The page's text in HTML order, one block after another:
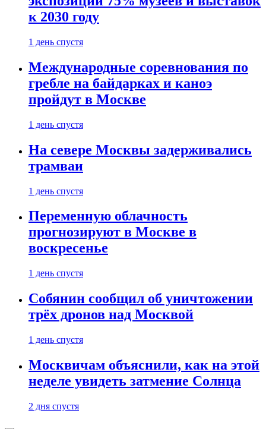
к 2030 году
1 день спустя
Международные соревнования по
гребле на байдарках и каноэ
пройдут в Москве
1 день спустя
На севере Москвы задерживались
трамваи
1 день спустя
Переменную облачность
прогнозируют в Москве в
воскресенье
1 день спустя
Собянин сообщил об уничтожении
трёх дронов над Москвой
1 день спустя
Москвичам объяснили, как на этой
неделе увидеть затмение Солнца
2 дня спустя